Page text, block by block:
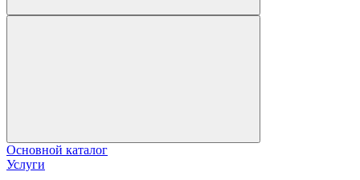
Основной каталог
Услуги